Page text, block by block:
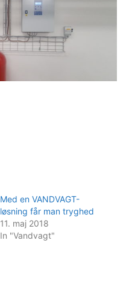
Med en VANDVAGT-
løsning får man tryghed
11. maj 2018
In "Vandvagt"